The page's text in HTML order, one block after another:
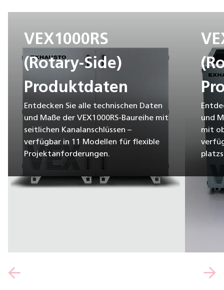
VEX1000RS
(Rotary-Side)
Produktdaten
Entdecken Sie alle technischen Daten
und Maße der VEX1000RS-Baureihe mit
seitlichen Kanalanschlüssen –
verfügbar in 11 Modellen für flexible
Projektanforderungen.
und
mit